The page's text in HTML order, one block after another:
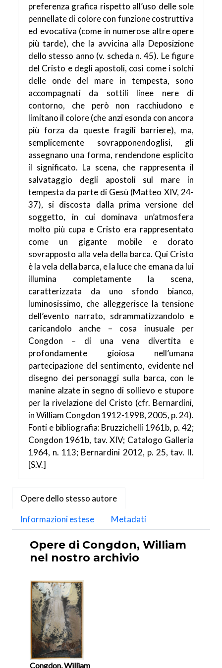
preferenza grafica rispetto all’uso delle sole
pennellate di colore con funzione costruttiva
ed evocativa (come in numerose altre opere
più tarde), che la avvicina alla Deposizione
dello stesso anno (v. scheda n. 45). Le figure
del Cristo e degli apostoli, così come i solchi
delle onde del mare in tempesta, sono
accompagnati da sottili linee nere di
contorno, che però non racchiudono e
limitano il colore (che anzi esonda con ancora
più forza da queste fragili barriere), ma,
semplicemente sovrapponendoglisi, gli
assegnano una forma, rendendone esplicito
il significato. La scena, che rappresenta il
salvataggio degli apostoli sul mare in
tempesta da parte di Gesù (Matteo XIV, 24-
37), si discosta dalla prima versione del
soggetto, in cui dominava un’atmosfera
molto più cupa e Cristo era rappresentato
come un gigante mobile e dorato
sovrapposto alla vela della barca. Qui Cristo
è la vela della barca, e la luce che emana da lui
illumina completamente la scena,
caratterizzata da uno sfondo bianco,
luminosissimo, che alleggerisce la tensione
dell’evento narrato, sdrammatizzandolo e
caricandolo anche – cosa inusuale per
Congdon – di una vena divertita e
profondamente gioiosa nell’umana
partecipazione del sentimento, evidente nel
disegno dei personaggi sulla barca, con le
manine alzate in segno di sollievo e stupore
per la rivelazione del Cristo (cfr. Bernardini,
in William Congdon 1912-1998, 2005, p. 24).
Fonti e bibliografia: Bruzzichelli 1961b, p. 42;
Congdon 1961b, tav. XIV; Catalogo Galleria
1964, n. 113; Bernardini 2012, p. 25, tav. II.
[S.V.]
Opere dello stesso autore
Informazioni estese
Metadati
Opere di Congdon, William
nel nostro archivio
Congdon, William